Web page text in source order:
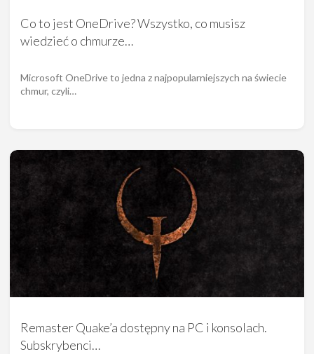
Co to jest OneDrive? Wszystko, co musisz
wiedzieć o chmurze…
Microsoft OneDrive to jedna z najpopularniejszych na świecie
chmur, czyli…
Remaster Quake’a dostępny na PC i konsolach.
Subskrybenci…